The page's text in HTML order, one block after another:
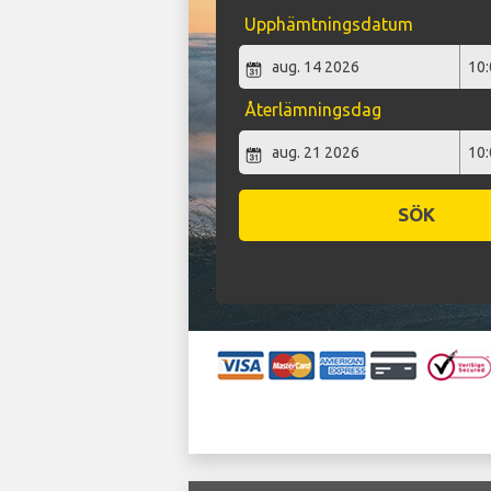
Upphämtningsdatum
Återlämningsdag
SÖK